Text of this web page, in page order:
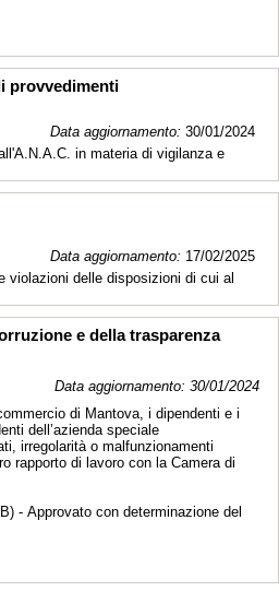
provvedimenti
Data aggiornamento: 30/01/2024
in materia di vigilanza e
Data aggiornamento: 17/02/2025
violazioni delle disposizioni di cui al
e della trasparenza
Data aggiornamento: 30/01/2024
di Mantova, i dipendenti e i
dell’azienda speciale
irregolarità o malfunzionamenti
rapporto di lavoro con la Camera di
- Approvato con determinazione del